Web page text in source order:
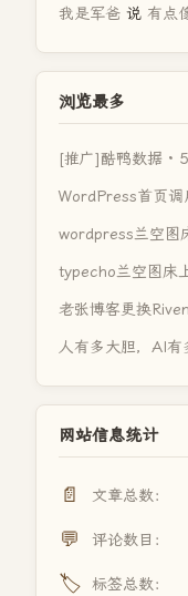
我是军爸 说 有点
浏览最多
[推广]酷鸭数据 ·
WordPress首页调
wordpress兰空图
typecho兰空图床
老张博客更换
人有多大胆，AI有
网站信息统计
📄 文章总数：
💬 评论数目：
🏷️ 标签总数：